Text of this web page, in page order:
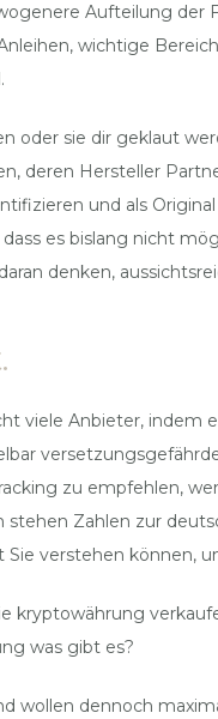
Aufteilung
wichtige
oder sie dir geklaut
deren Hersteller
und als
es bislang nicht
denken,
viele Anbieter,
zu empfehlen,
Zahlen zur
verstehen können,
kryptowährung
was gibt es?
wollen dennoch